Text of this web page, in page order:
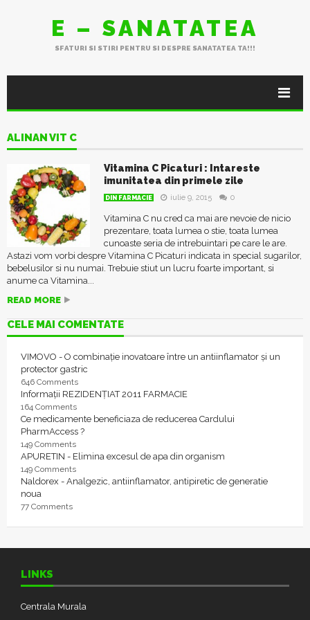
E – SANATATEA
SFATURI SI STIRI PENTRU SI DESPRE SANATATEA TA!!!
ALINAN VIT C
Vitamina C Picaturi : Intareste
imunitatea din primele zile
DIN FARMACIE iulie 9, 2015 0
Vitamina C nu cred ca mai are nevoie de nicio
prezentare, toata lumea o stie, toata lumea
cunoaste seria de intrebuintari pe care le are.
Astazi vom vorbi despre Vitamina C Picaturi indicata in special sugarilor,
bebelusilor si nu numai. Trebuie stiut un lucru foarte important, si
anume ca Vitamina...
READ MORE
CELE MAI COMENTATE
VIMOVO - O combinație inovatoare între un antiinflamator și un
protector gastric
646 Comments
Informații REZIDENȚIAT 2011 FARMACIE
164 Comments
Ce medicamente beneficiaza de reducerea Cardului
PharmAccess ?
149 Comments
APURETIN - Elimina excesul de apa din organism
149 Comments
Naldorex - Analgezic, antiinflamator, antipiretic de generatie
noua
77 Comments
LINKS
Centrala Murala